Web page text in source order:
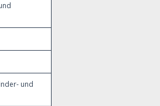
und